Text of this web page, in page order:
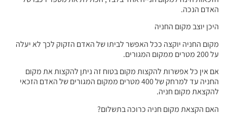
האדם הנכה.
היכן יוצב מקום החניה
מקום החניה יוקצה ככל האפשר לביתו של האדם הזקוק לכך לא יעלה
על 200 מטרים ממקום המגורים.
אם אין כל אפשרות להקצות מקום בטוח זה ניתן להקצות את מקום
החניה עד למרחק של 400 מטרים ממקום המגורים של האדם הזכאי
להקצאת מקום חניה.
האם הקצאת מקום חניה כרוכה בתשלום?